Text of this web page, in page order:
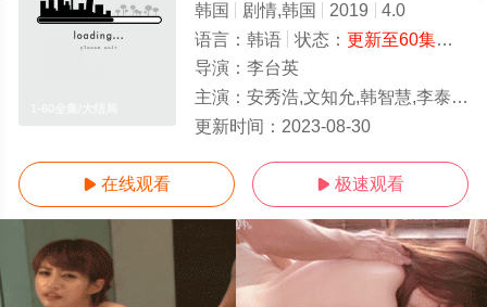
韩国 剧情,韩国 2019
4.0
语言： 韩语 状态： 更新至60集已完结
导演： 李台英
主演： 安秀浩,文知允,韩智慧,李泰成,吴智恩,李尚禹,郑书妍,白承姬,李雅拉,李夏恩
更新时间： 2023-08-30
 在线观看  极速观看